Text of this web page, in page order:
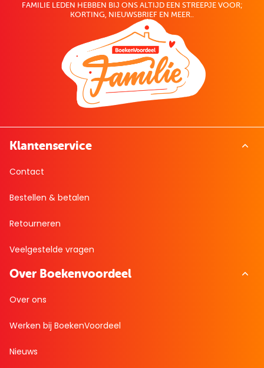
FAMILIE LEDEN HEBBEN BIJ ONS ALTIJD EEN STREEPJE VOOR;
KORTING, NIEUWSBRIEF EN MEER..
Klantenservice
Contact
Bestellen & betalen
Retourneren
Veelgestelde vragen
Over Boekenvoordeel
Over ons
Werken bij BoekenVoordeel
Nieuws